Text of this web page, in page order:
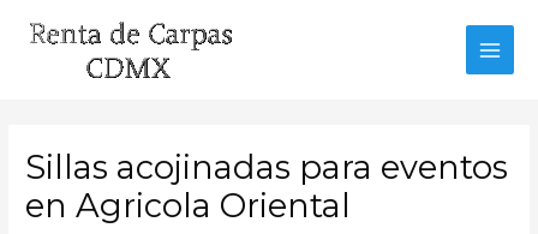
Sillas acojinadas para eventos
en Agricola Oriental